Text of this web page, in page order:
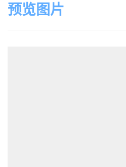
预览图片